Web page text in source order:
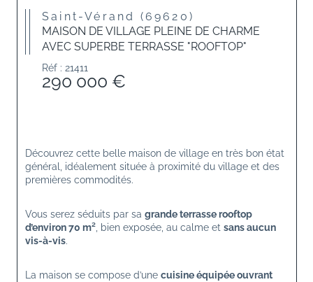
Saint-Vérand (69620)
MAISON DE VILLAGE PLEINE DE CHARME
AVEC SUPERBE TERRASSE "ROOFTOP"
Réf : 21411
290 000 €
Découvrez cette belle maison de village en très bon état
général, idéalement située à proximité du village et des
premières commodités.
Vous serez séduits par sa grande terrasse rooftop
d’environ 70 m², bien exposée, au calme et sans aucun
vis-à-vis.
La maison se compose d’une cuisine équipée ouvrant